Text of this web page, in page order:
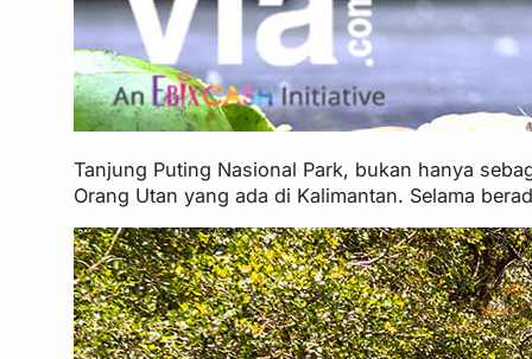
Tanjung Puting Nasional Park, bukan hanya
Orang Utan yang ada di Kalimantan. Selama